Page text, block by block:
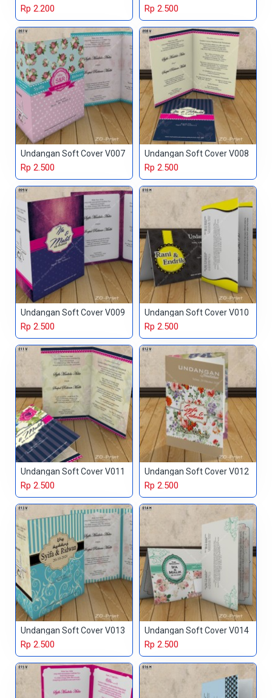
Rp 2.200 Rp 2.500
Undangan Soft Cover V007
Rp 2.500
Undangan Soft Cover V008
Rp 2.500
Undangan Soft Cover V009
Rp 2.500
Undangan Soft Cover V010
Rp 2.500
Undangan Soft Cover V011
Rp 2.500
Undangan Soft Cover V012
Rp 2.500
Undangan Soft Cover V013
Rp 2.500
Undangan Soft Cover V014
Rp 2.500